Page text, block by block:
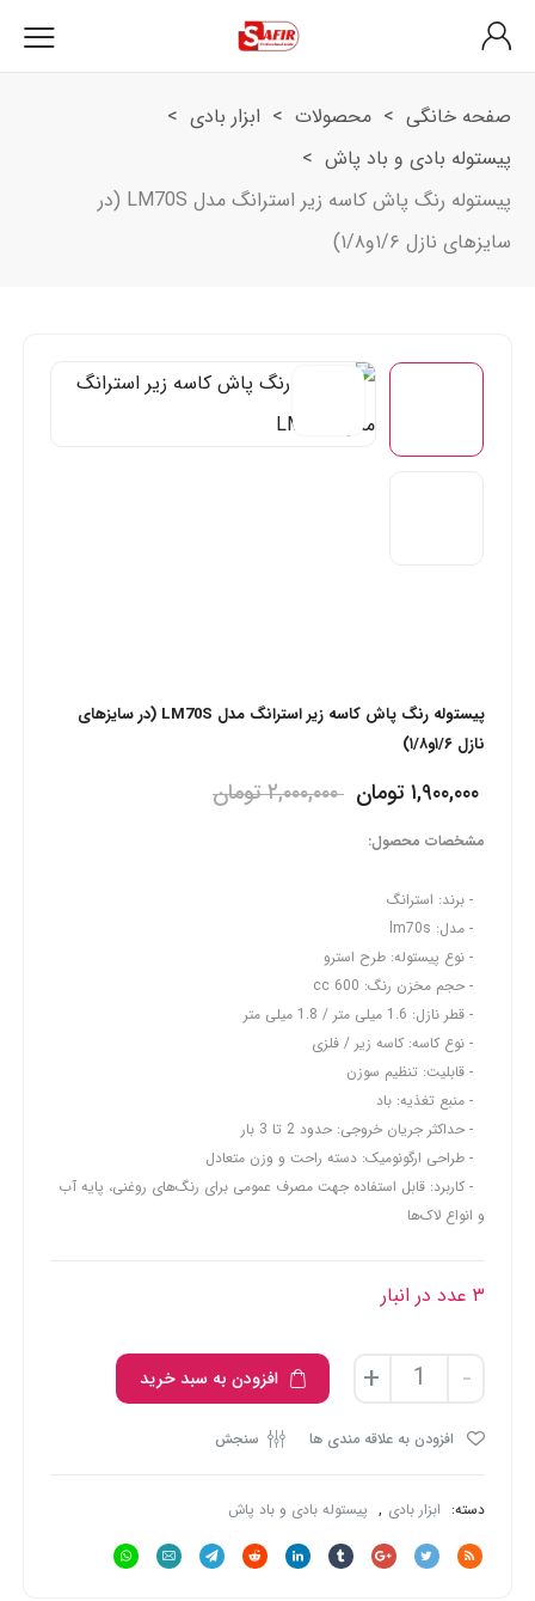
صفحه خانگی > محصولات > ابزار بادی >
پیستوله بادی و باد پاش >
پیستوله رنگ پاش کاسه زیر استرانگ مدل LM70S (در
سایزهای نازل ۱/۶و۱/۸)
پیستوله رنگ پاش کاسه زیر استرانگ مدل LM70S (در سایزهای
نازل ۱/۶و۱/۸)
تومان ۲,۰۰۰,۰۰۰ تومان
مشخصات محصول:
برند: استرانگ
مدل: lm70s
نوع پیستوله: طرح استرو
حجم مخزن رنگ: 600 cc
قطر نازل: 1.6 میلی متر / 1.8 میلی متر
نوع کاسه: کاسه زیر / فلزی
قابلیت: تنظیم سوزن
منبع تغذیه: باد
حداکثر جریان خروجی: حدود 2 تا 3 بار
طراحی ارگونومیک: دسته راحت و وزن متعادل
کاربرد: قابل استفاده جهت مصرف عمومی برای رنگ‌های روغنی، پایه آب
و انواع لاک‌ها
۳ عدد در انبار
-
پیستوله
رنگ
کاسه
استرانگ
مدل
LM70S
+ افزودن به سبد خرید
افزودن به علاقه مندی ها سنجش
دسته: ابزار بادی , پیستوله بادی و باد پاش